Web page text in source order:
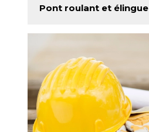
Pont roulant et élingue